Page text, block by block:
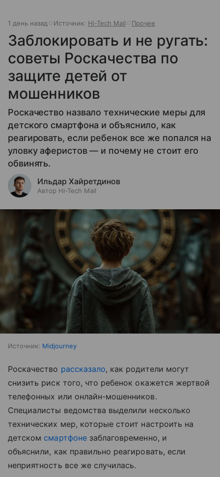
1 день назад Источник: Hi-Tech Mail Прочее
Заблокировать и не ругать:
советы Роскачества по
защите детей от
мошенников
Роскачество назвало технические меры для
детского смартфона и объяснило, как
реагировать, если ребенок все же попался на
уловку аферистов — и почему не стоит его
обвинять.
Ильдар Хайретдинов
Автор Hi-Tech Mail
Источник: Midjourney
Роскачество рассказало, как родители могут
снизить риск того, что ребенок окажется жертвой
телефонных или онлайн-мошенников.
Специалисты ведомства выделили несколько
технических мер, которые стоит настроить на
детском смартфонезаблаговременно, и
объяснили, как правильно реагировать, если
неприятность все же случилась.